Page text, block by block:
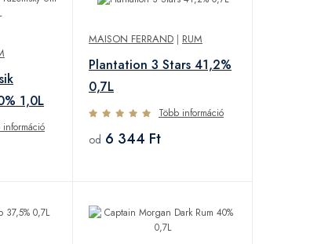
1,0L
információ
MAISON FERRAND | RUM
Plantation 3 Stars 41,2%
0,7L
Több információ
od 6 344 Ft